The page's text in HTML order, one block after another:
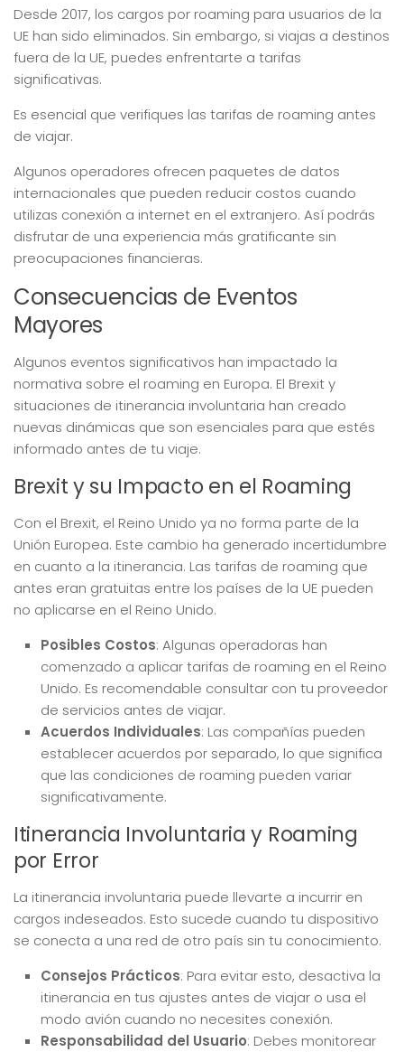
Desde 2017, los cargos por roaming para usuarios de la
UE han sido eliminados. Sin embargo, si viajas a destinos
fuera de la UE, puedes enfrentarte a tarifas
significativas.
Es esencial que verifiques las tarifas de roaming antes
de viajar.
Algunos operadores ofrecen paquetes de datos
internacionales que pueden reducir costos cuando
utilizas conexión a internet en el extranjero. Así podrás
disfrutar de una experiencia más gratificante sin
preocupaciones financieras.
Consecuencias de Eventos
Mayores
Algunos eventos significativos han impactado la
normativa sobre el roaming en Europa. El Brexit y
situaciones de itinerancia involuntaria han creado
nuevas dinámicas que son esenciales para que estés
informado antes de tu viaje.
Brexit y su Impacto en el Roaming
Con el Brexit, el Reino Unido ya no forma parte de la
Unión Europea. Este cambio ha generado incertidumbre
en cuanto a la itinerancia. Las tarifas de roaming que
antes eran gratuitas entre los países de la UE pueden
no aplicarse en el Reino Unido.
Posibles Costos: Algunas operadoras han
comenzado a aplicar tarifas de roaming en el Reino
Unido. Es recomendable consultar con tu proveedor
de servicios antes de viajar.
Acuerdos Individuales: Las compañías pueden
establecer acuerdos por separado, lo que significa
que las condiciones de roaming pueden variar
significativamente.
Itinerancia Involuntaria y Roaming
por Error
La itinerancia involuntaria puede llevarte a incurrir en
cargos indeseados. Esto sucede cuando tu dispositivo
se conecta a una red de otro país sin tu conocimiento.
Consejos Prácticos: Para evitar esto, desactiva la
itinerancia en tus ajustes antes de viajar o usa el
modo avión cuando no necesites conexión.
Responsabilidad del Usuario: Debes monitorear